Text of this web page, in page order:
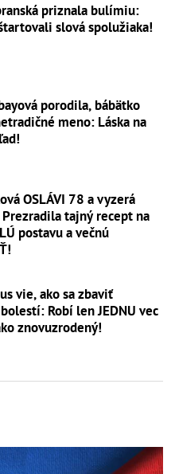
priznala bulímiu:
slová spolužiaka!
porodila, bábätko
meno: Láska na
OSLÁVI 78 a vyzerá
Prezradila tajný recept na
postavu a večnú
vie, ako sa zbaviť
Robí len JEDNU vec
znovuzrodený!